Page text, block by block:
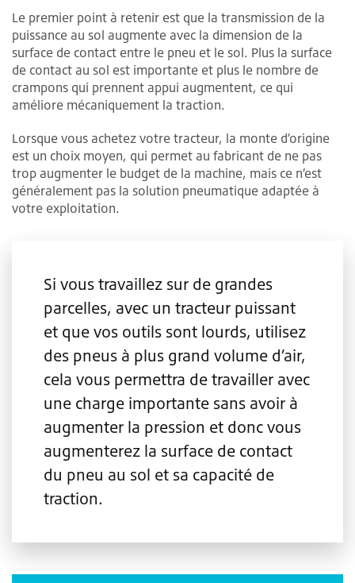
Le premier point à retenir est que la transmission de la
puissance au sol augmente avec la dimension de la
surface de contact entre le pneu et le sol. Plus la surface
de contact au sol est importante et plus le nombre de
crampons qui prennent appui augmentent, ce qui
améliore mécaniquement la traction.
Lorsque vous achetez votre tracteur, la monte d’origine
est un choix moyen, qui permet au fabricant de ne pas
trop augmenter le budget de la machine, mais ce n’est
généralement pas la solution pneumatique adaptée à
votre exploitation.
Si vous travaillez sur de grandes
parcelles, avec un tracteur puissant
et que vos outils sont lourds, utilisez
des pneus à plus grand volume d’air,
cela vous permettra de travailler avec
une charge importante sans avoir à
augmenter la pression et donc vous
augmenterez la surface de contact
du pneu au sol et sa capacité de
traction.